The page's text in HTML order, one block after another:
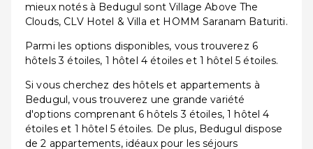
mieux notés à Bedugul sont Village Above The
Clouds, CLV Hotel & Villa et HOMM Saranam Baturiti.
Parmi les options disponibles, vous trouverez 6
hôtels 3 étoiles, 1 hôtel 4 étoiles et 1 hôtel 5 étoiles.
Si vous cherchez des hôtels et appartements à
Bedugul, vous trouverez une grande variété
d'options comprenant 6 hôtels 3 étoiles, 1 hôtel 4
étoiles et 1 hôtel 5 étoiles. De plus, Bedugul dispose
de 2 appartements, idéaux pour les séjours